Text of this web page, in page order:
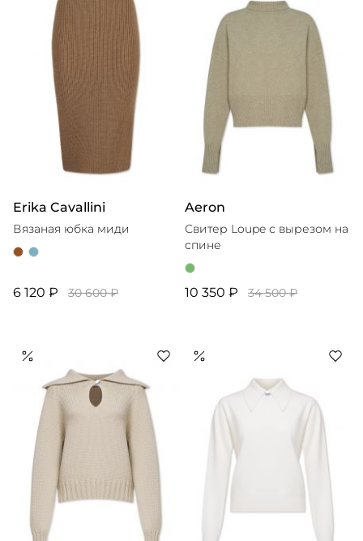
Erika Cavallini
Вязаная юбка миди
6 120 ₽ 30 600 ₽
Aeron
Свитер Loupe с вырезом на
спине
10 350 ₽ 34 500 ₽